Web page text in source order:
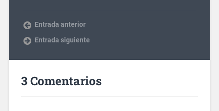
Entrada anterior
Entrada siguiente
3 Comentarios